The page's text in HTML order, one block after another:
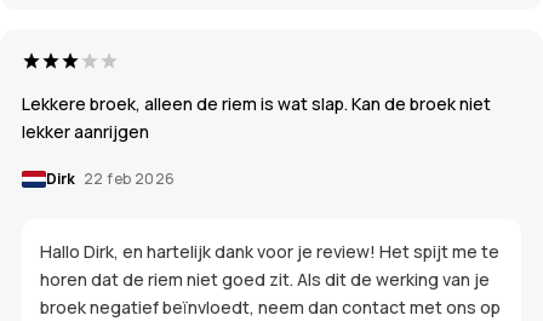
Lekkere broek, alleen de riem is wat slap. Kan de broek niet
lekker aanrijgen
Dirk 22 feb 2026
Hallo Dirk, en hartelijk dank voor je review! Het spijt me te
horen dat de riem niet goed zit. Als dit de werking van je
broek negatief beïnvloedt, neem dan contact met ons op